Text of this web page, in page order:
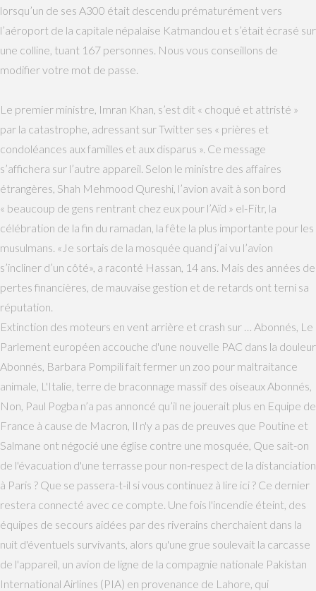
lorsqu’un de ses A300 était descendu prématurément vers
l’aéroport de la capitale népalaise Katmandou et s’était écrasé sur
une colline, tuant 167 personnes. Nous vous conseillons de
modifier votre mot de passe.
Le premier ministre, Imran Khan, s’est dit « choqué et attristé »
par la catastrophe, adressant sur Twitter ses « prières et
condoléances aux familles et aux disparus ». Ce message
s’affichera sur l’autre appareil. Selon le ministre des affaires
étrangères, Shah Mehmood Qureshi, l’avion avait à son bord
« beaucoup de gens rentrant chez eux pour l’Aïd » el-Fitr, la
célébration de la fin du ramadan, la fête la plus importante pour les
musulmans. «Je sortais de la mosquée quand j’ai vu l’avion
s’incliner d’un côté», a raconté Hassan, 14 ans. Mais des années de
pertes financières, de mauvaise gestion et de retards ont terni sa
réputation.
Extinction des moteurs en vent arrière et crash sur … Abonnés, Le
Parlement européen accouche d'une nouvelle PAC dans la douleur
Abonnés, Barbara Pompili fait fermer un zoo pour maltraitance
animale, L'Italie, terre de braconnage massif des oiseaux Abonnés,
Non, Paul Pogba n’a pas annoncé qu’il ne jouerait plus en Equipe de
France à cause de Macron, Il n'y a pas de preuves que Poutine et
Salmane ont négocié une église contre une mosquée, Que sait-on
de l'évacuation d'une terrasse pour non-respect de la distanciation
à Paris ? Que se passera-t-il si vous continuez à lire ici ? Ce dernier
restera connecté avec ce compte. Une fois l'incendie éteint, des
équipes de secours aidées par des riverains cherchaient dans la
nuit d'éventuels survivants, alors qu'une grue soulevait la carcasse
de l'appareil, un avion de ligne de la compagnie nationale Pakistan
International Airlines (PIA) en provenance de Lahore, qui